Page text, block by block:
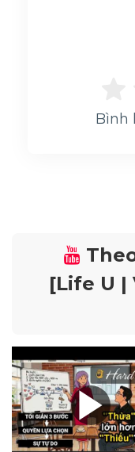
Bình
[Life U |